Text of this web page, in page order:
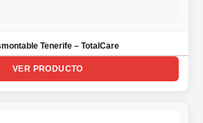
Tenerife – TotalCare
VER PRODUCTO